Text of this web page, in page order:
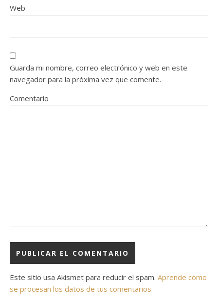
Web
Guarda mi nombre, correo electrónico y web en este
navegador para la próxima vez que comente.
Comentario
Este sitio usa Akismet para reducir el spam. Aprende cómo
se procesan los datos de tus comentarios.